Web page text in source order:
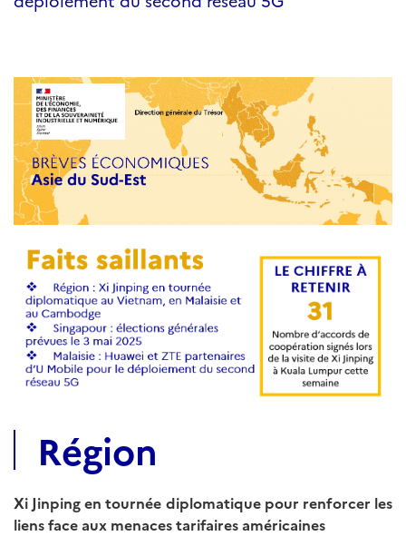
Région
Xi Jinping en tournée diplomatique pour renforcer les
liens face aux menaces tarifaires américaines